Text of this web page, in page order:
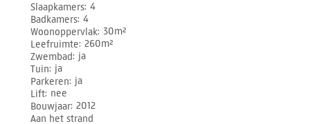
Slaapkamers 4
Badkamers 4
Woonoppervlak 30m²
Leefruimte 260m²
Zwembad ja
Tuin ja
Parkeren ja
Lift nee
Bouwjaar 2012
Aan het strand